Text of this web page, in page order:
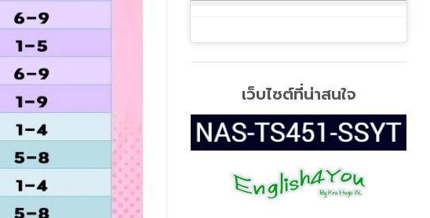
เว็บไซต์ที่น่าสนใจ